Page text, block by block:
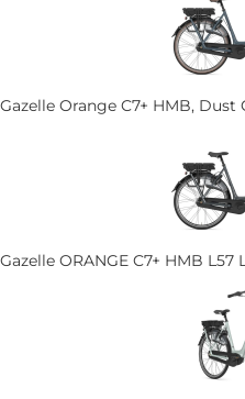
Gazelle Orange C7+ HMB, Dust
Gazelle ORANGE C7+ HMB